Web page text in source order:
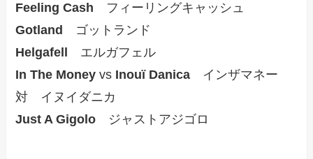
Feeling Cash フィーリングキャッシュ
Gotland
ゴットランド
Helgafell
エルガフェル
In The Money vs Inouï Danica インザマネー
対 イヌイダニカ
Just A Gigolo ジャストアジゴロ